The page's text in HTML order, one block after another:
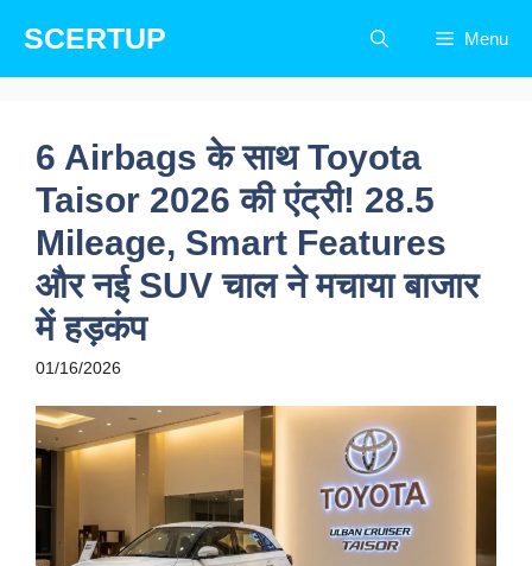
content
SCERTUP Menu
6 Airbags के साथ Toyota
Taisor 2026 की एंट्री! 28.5
Mileage, Smart Features
और नई SUV चाल ने मचाया बाजार
में हड़कंप
01/16/2026